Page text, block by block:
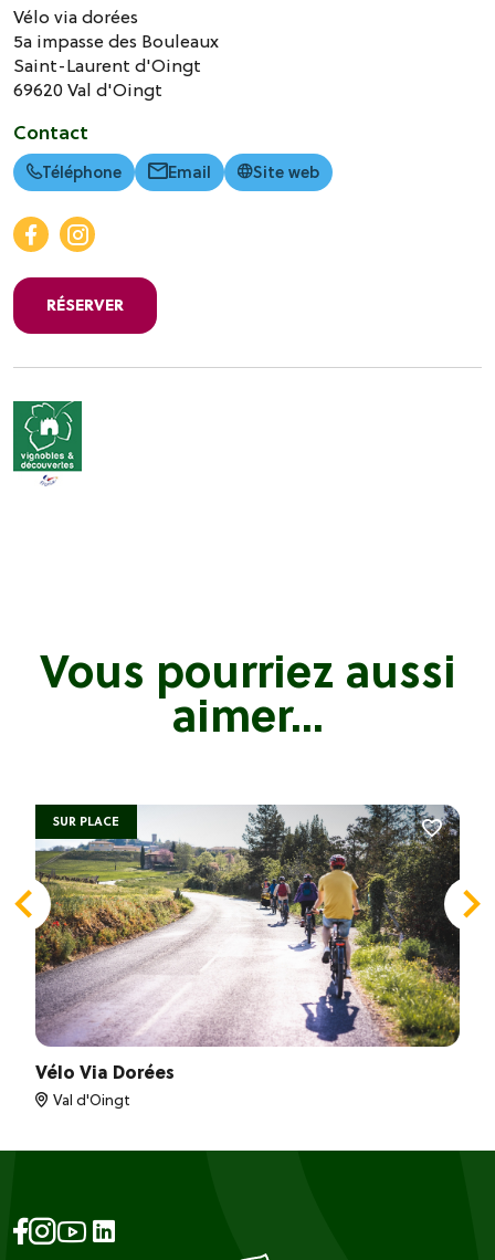
Vélo via dorées
5a impasse des Bouleaux
Saint-Laurent d'Oingt
69620Val d'Oingt
Contact
Téléphone Email Site web
RÉSERVER
Vous pourriez aussi
aimer...
Vélo Via Dorées
Val d'Oingt
SUR PLACE